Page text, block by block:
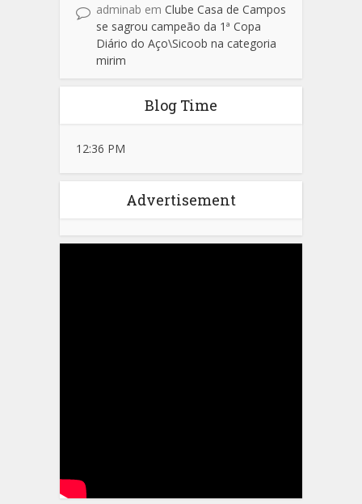
adminab em Clube Casa de Campos
se sagrou campeão da 1ª Copa
Diário do Aço\Sicoob na categoria
mirim
Blog Time
12:36 PM
Advertisement